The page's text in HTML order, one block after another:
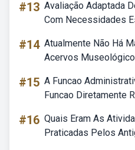
#13 Avaliação Adaptada
Com Necessidades
#14 Atualmente Não Há
Acervos
#15 A Funcao
Funcao Diretamente
#16 Quais Eram As
Praticadas Pelos